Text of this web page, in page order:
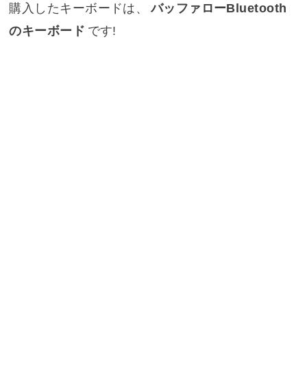
購入したキーボードは、
バッファローBluetooth
のキーボード です!